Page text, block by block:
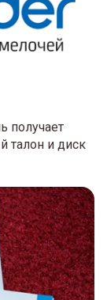
получает
талон и диск